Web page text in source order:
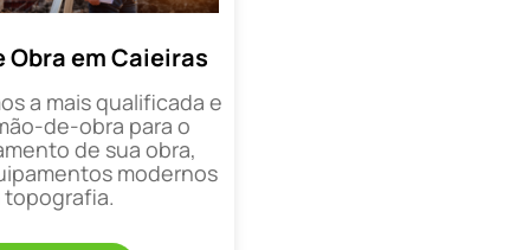
Obra em Caieiras
a mais qualificada e
de-obra para o
de sua obra,
modernos
topografia.